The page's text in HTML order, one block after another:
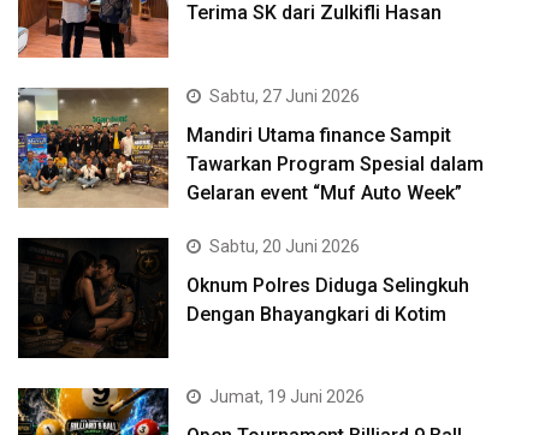
Terima SK dari Zulkifli Hasan
Sabtu, 27 Juni 2026
Mandiri Utama finance Sampit
Tawarkan Program Spesial dalam
Gelaran event “Muf Auto Week”
Sabtu, 20 Juni 2026
Oknum Polres Diduga Selingkuh
Dengan Bhayangkari di Kotim
Jumat, 19 Juni 2026